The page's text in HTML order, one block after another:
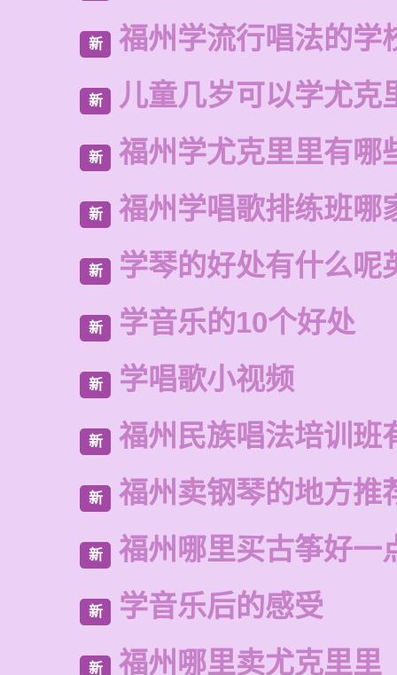
新 福州学流行唱法的学
新 儿童几岁可以学尤克
新 福州学尤克里里有哪
新 福州学唱歌排练班哪
新 学琴的好处有什么呢
新 学音乐的10个好处
新 学唱歌小视频
新 福州民族唱法培训班
新 福州卖钢琴的地方推
新 福州哪里买古筝好一
新 学音乐后的感受
新 福州哪里卖尤克里里